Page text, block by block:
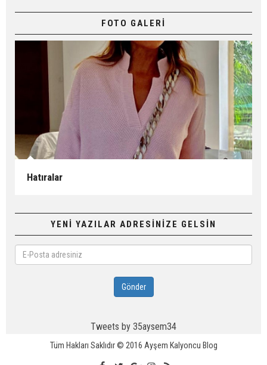
FOTO GALERİ
Hatıralar
YENİ YAZILAR ADRESİNİZE GELSİN
Posta
adresiniz
Gönder
Tweets by 35aysem34
Tüm Hakları Saklıdır © 2016 Ayşem Kalyoncu Blog